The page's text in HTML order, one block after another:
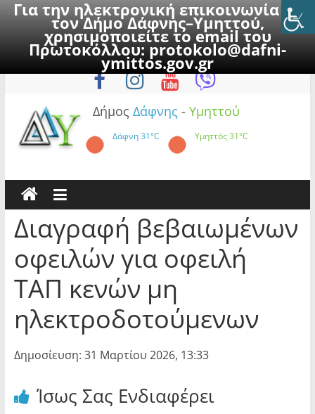
Για την ηλεκτρονική επικοινωνία με
τον Δήμο Δάφνης–Υμηττού,
χρησιμοποιείτε το email του
Πρωτοκόλλου:protokolo@dafni-
ymittos.gov.gr
to
Πέμπτη, 6 Αυγούστου 2026
Δήμος Δάφνης - Υμηττού
Δάφνη31°C Υμηττός31°C
Διαγραφή βεβαιωμένων
οφειλών για οφειλή
ΤΑΠ κενών μη
ηλεκτροδοτούμενων
Δημοσίευση: 31 Μαρτίου 2026, 13:33
Ίσως Σας Ενδιαφέρει